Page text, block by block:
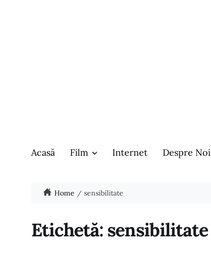
Acasă Film Internet Despre Noi
Home sensibilitate
Etichetă: sensibilitate